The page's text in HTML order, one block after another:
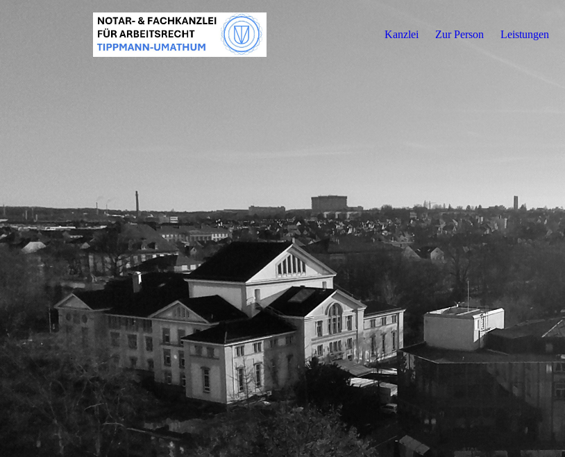
Kanzlei Zur Person Leistungen